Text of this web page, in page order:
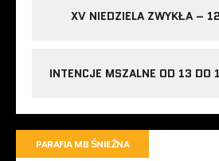
XV NIEDZIELA ZWYKŁA –
INTENCJE MSZALNE OD 13
PARAFIA MB ŚNIEŻNA